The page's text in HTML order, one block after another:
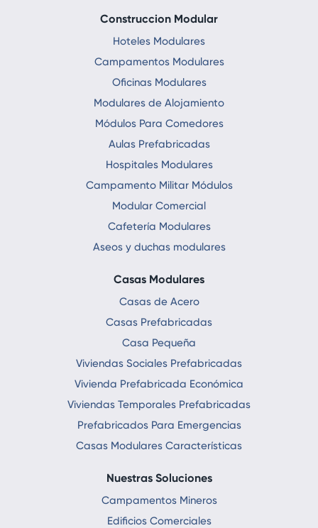
Construccion Modular
Hoteles Modulares
Campamentos Modulares
Oficinas Modulares
Modulares de Alojamiento
Módulos Para Comedores
Aulas Prefabricadas
Hospitales Modulares
Campamento Militar Módulos
Modular Comercial
Cafetería Modulares
Aseos y duchas modulares
Casas Modulares
Casas de Acero
Casas Prefabricadas
Casa Pequeña
Viviendas Sociales Prefabricadas
Vivienda Prefabricada Económica
Viviendas Temporales Prefabricadas
Prefabricados Para Emergencias
Casas Modulares Características
Nuestras Soluciones
Campamentos Mineros
Edificios Comerciales